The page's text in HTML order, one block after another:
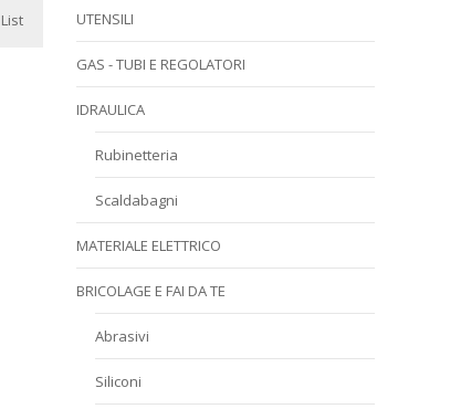
List UTENSILI
GAS - TUBI E REGOLATORI
IDRAULICA
Rubinetteria
Scaldabagni
MATERIALE ELETTRICO
BRICOLAGE E FAI DA TE
Abrasivi
Siliconi